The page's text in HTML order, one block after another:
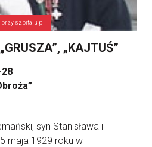
przy szpitalu p
„KAJTUŚ”
syn Stanisława i
maja 1929 roku w